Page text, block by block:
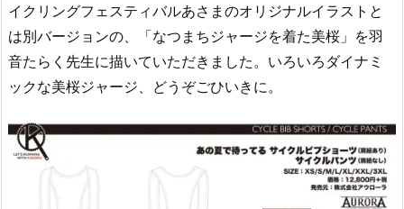
イクリングフェスティバルあさまのオリジナルイラストと
は別バージョンの、「なつまちジャージを着た美桜」を羽
音たらく先生に描いていただきました。いろいろダイナミ
ックな美桜ジャージ、どうぞごひいきに。